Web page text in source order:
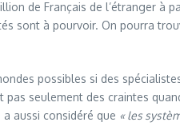
de Français de l’étranger à
sont à pourvoir. On pourra
possibles si des
seulement des craintes
aussi considéré que « les